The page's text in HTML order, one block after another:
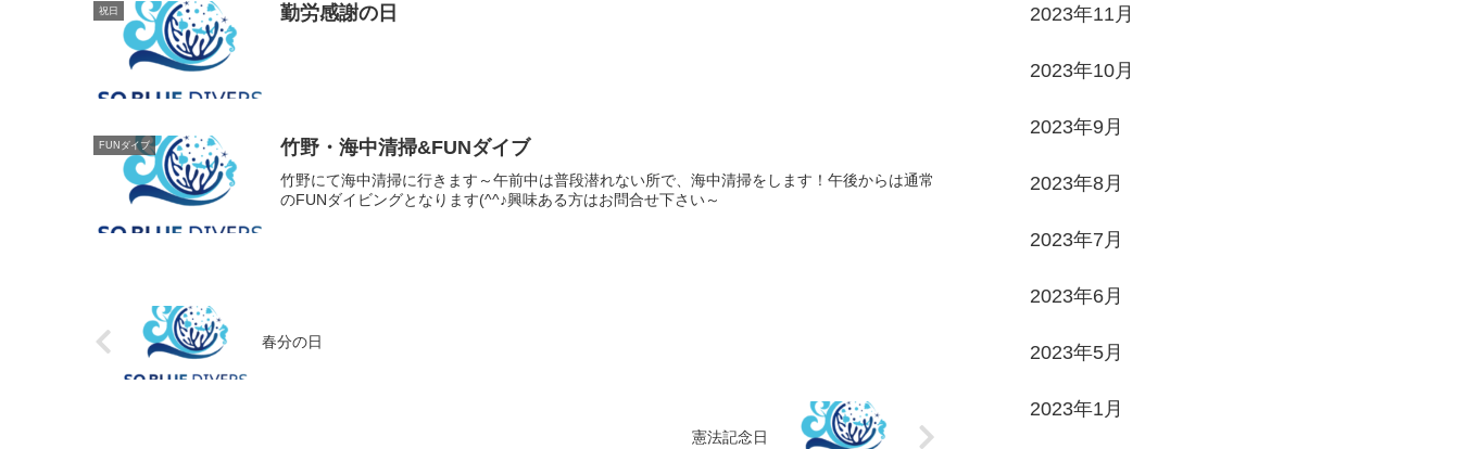
祝日 勤労感謝の日
FUNダイブ 竹野・海中清掃&FUNダイブ
竹野にて海中清掃に行きます～午前中は普段潜れない所で、海中清掃をします！午後からは通常
のFUNダイビングとなります(^^♪興味ある方はお問合せ下さい～
春分の日
憲法記念日
2023年11月
2023年10月
2023年9月
2023年8月
2023年7月
2023年6月
2023年5月
2023年1月